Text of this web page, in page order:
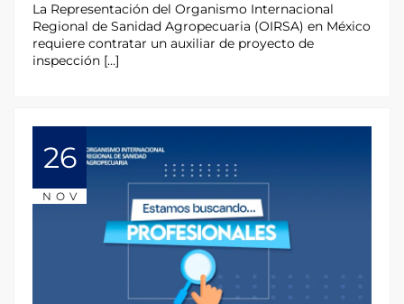
La Representación del Organismo Internacional
Regional de Sanidad Agropecuaria (OIRSA) en México
requiere contratar un auxiliar de proyecto de
inspección […]
26
NOV